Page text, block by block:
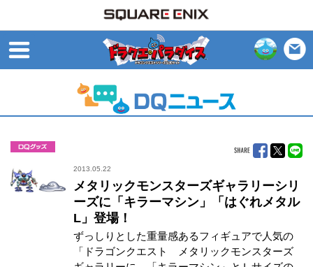
2013.05.22
メタリックモンスターズギャラリーシリ
ーズに「キラーマシン」「はぐれメタル
L」登場！
ずっしりとした重量感あるフィギュアで人気の
「ドラゴンクエスト メタリックモンスターズ